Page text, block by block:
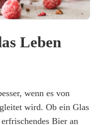
Leben
wenn es von
wird. Ob ein Glas
Bier an